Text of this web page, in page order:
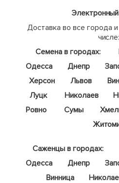
Доставка во все города
числе:
Семена в городах:
Одесса
Днепр
Херсон
Львов
Луцк
Николаев
Ровно
Сумы
Саженцы в городах:
Одесса
Днепр
Винница